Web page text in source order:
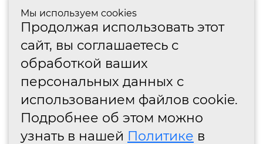
Мы используем cookies
Продолжая использовать этот
сайт, вы соглашаетесь с
обработкой ваших
персональных данных с
использованием файлов cookie.
Подробнее об этом можно
узнать в нашей Политике в